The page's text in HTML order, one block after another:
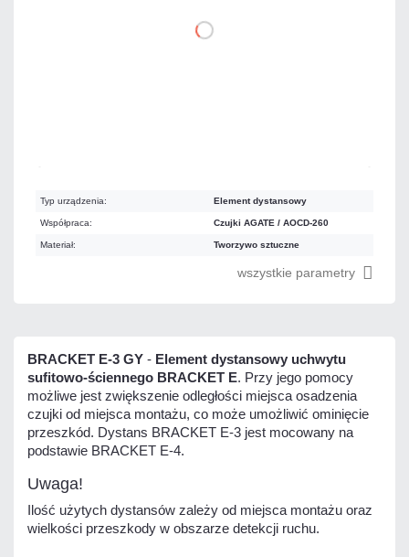
Typ urządzenia: Element dystansowy
Współpraca: Czujki AGATE / AOCD-260
Materiał: Tworzywo sztuczne
wszystkie parametry
BRACKET E-3 GY - Element dystansowy uchwytu
sufitowo-ściennego BRACKET E. Przy jego pomocy
możliwe jest zwiększenie odległości miejsca osadzenia
czujki od miejsca montażu, co może umożliwić ominięcie
przeszkód. Dystans BRACKET E-3 jest mocowany na
podstawie BRACKET E-4.
Uwaga!
Ilość użytych dystansów zależy od miejsca montażu oraz
wielkości przeszkody w obszarze detekcji ruchu.